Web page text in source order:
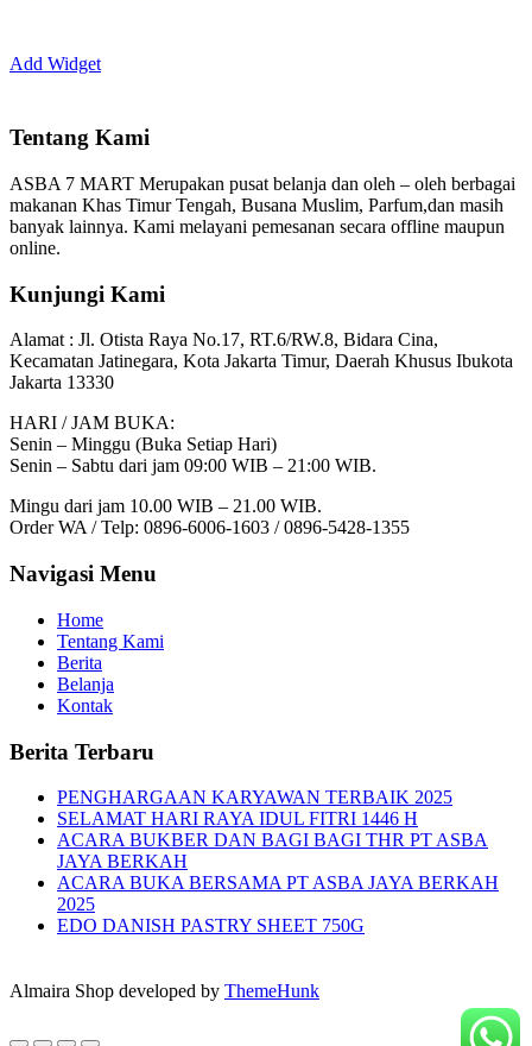
Add Widget
Tentang Kami
ASBA 7 MART Merupakan pusat belanja dan oleh – oleh berbagai
makanan Khas Timur Tengah, Busana Muslim, Parfum,dan masih
banyak lainnya. Kami melayani pemesanan secara offline maupun
online.
Kunjungi Kami
Alamat : Jl. Otista Raya No.17, RT.6/RW.8, Bidara Cina,
Kecamatan Jatinegara, Kota Jakarta Timur, Daerah Khusus Ibukota
Jakarta 13330
HARI / JAM BUKA:
Senin – Minggu (Buka Setiap Hari)
Senin – Sabtu dari jam 09:00 WIB – 21:00 WIB.
Mingu dari jam 10.00 WIB – 21.00 WIB.
Order WA / Telp: 0896-6006-1603 / 0896-5428-1355
Navigasi Menu
Home
Tentang Kami
Berita
Belanja
Kontak
Berita Terbaru
PENGHARGAAN KARYAWAN TERBAIK 2025
SELAMAT HARI RAYA IDUL FITRI 1446 H
ACARA BUKBER DAN BAGI BAGI THR PT ASBA
JAYA BERKAH
ACARA BUKA BERSAMA PT ASBA JAYA BERKAH
2025
EDO DANISH PASTRY SHEET 750G
Almaira Shop developed by ThemeHunk